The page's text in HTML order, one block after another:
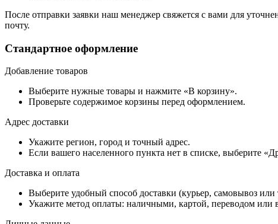
После отправки заявки наш менеджер свяжется с вами для
почту.
Стандартное оформление
Добавление товаров
Выберите нужные товары и нажмите «В корзину».
Проверьте содержимое корзины перед оформлением.
Адрес доставки
Укажите регион, город и точный адрес.
Если вашего населенного пункта нет в списке, выберите
Доставка и оплата
Выберите удобный способ доставки (курьер, самовывоз или
Укажите метод оплаты: наличными, картой, переводом или